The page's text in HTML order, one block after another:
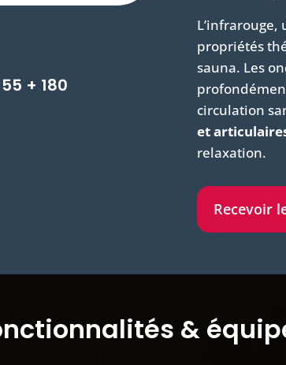
+ 180
propriétés
sauna. Les
circulation
et
relaxation.
Recevoir
&